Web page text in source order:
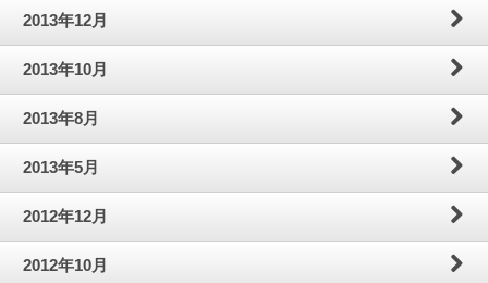
2013年12月
2013年10月
2013年8月
2013年5月
2012年12月
2012年10月